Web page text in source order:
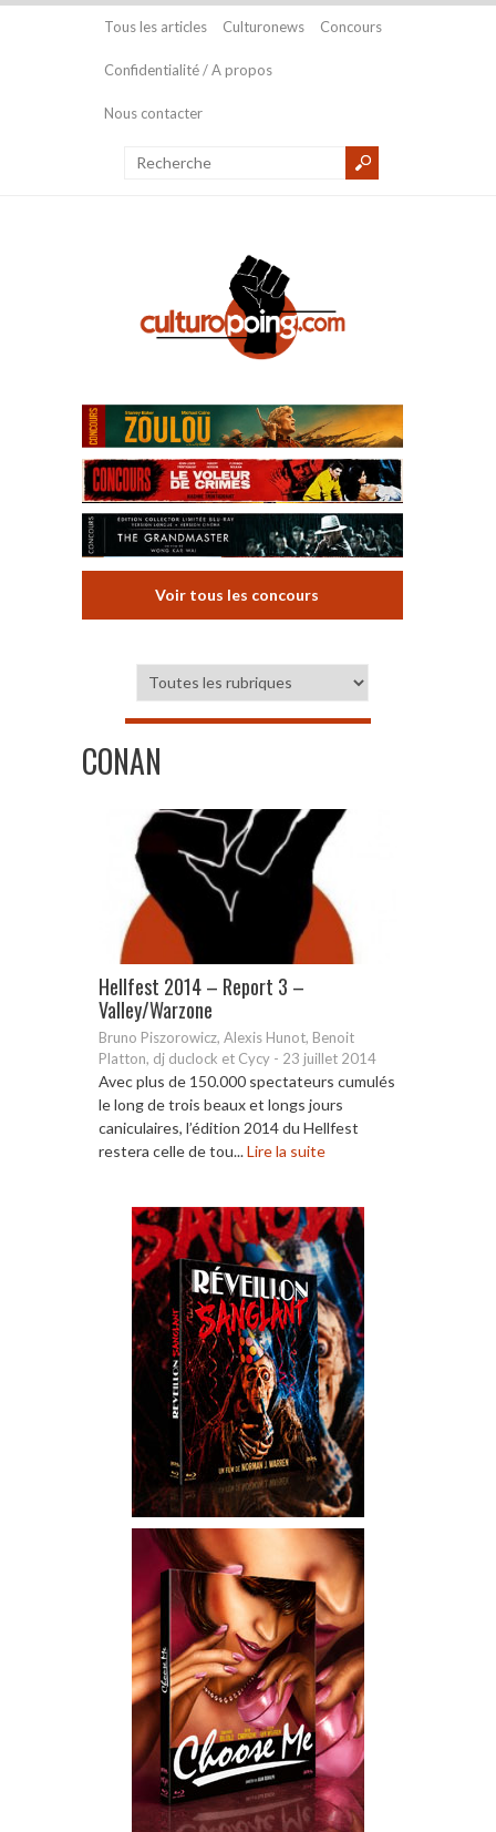
Tous les articles Culturonews Concours
Confidentialité / A propos
Nous contacter
Voir tous les concours
CONAN
Hellfest 2014 – Report 3 –
Valley/Warzone
Bruno Piszorowicz, Alexis Hunot, Benoit
Platton, dj duclock et Cycy - 23 juillet 2014
Avec plus de 150.000 spectateurs cumulés
le long de trois beaux et longs jours
caniculaires, l’édition 2014 du Hellfest
restera celle de tou...Lire la suite